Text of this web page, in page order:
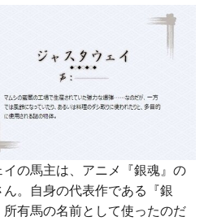
の馬主は、アニメ『銀魂』の
ん。自身の代表作である『銀
有馬の名前として使ったのだ